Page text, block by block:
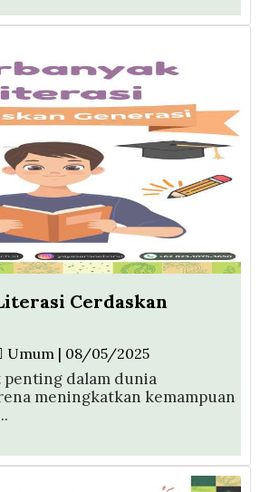
Cerdaskan
Umum | 08/05/2025
dalam dunia
meningkatkan kemampuan